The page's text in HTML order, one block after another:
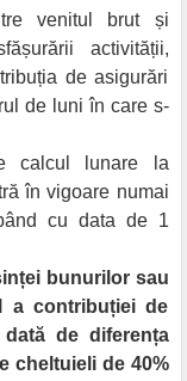
venitul brut și
activității,
de asigurări
de luni în care s-
calcul lunare la
în vigoare numai
cu data de 1
bunurilor sau
a contribuției de
de diferența
cheltuieli de 40%